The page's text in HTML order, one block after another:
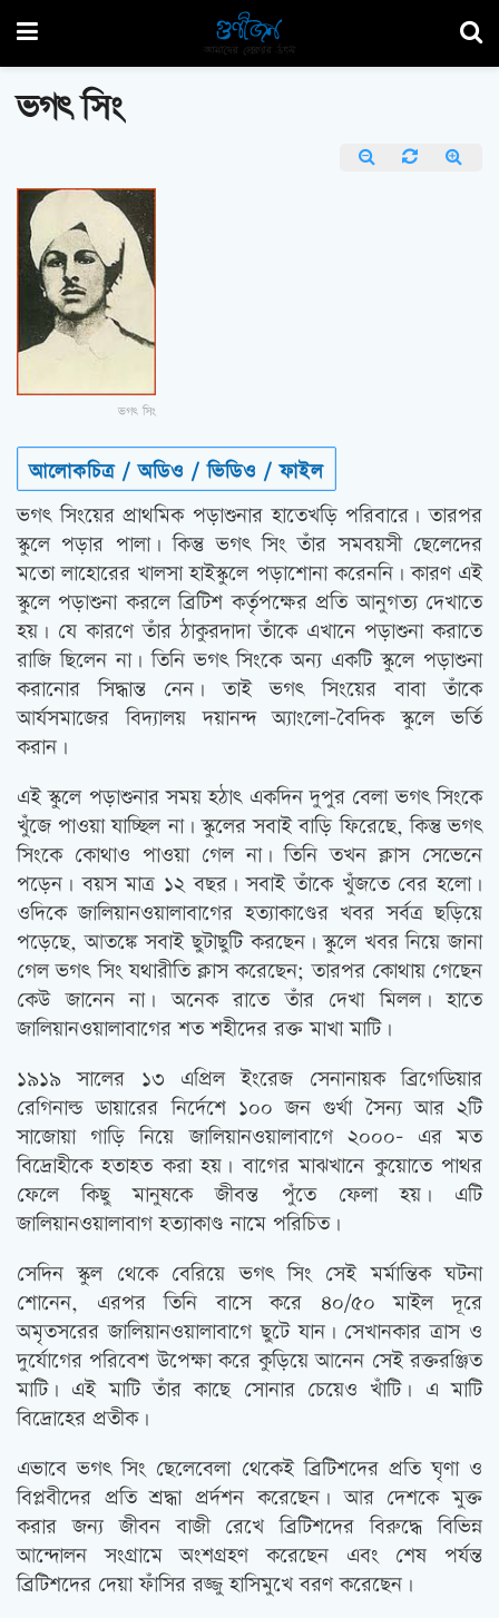
ভগৎ সিং
ভগৎ সিং
আলোকচিত্র / অডিও / ভিডিও / ফাইল
ভগৎ সিংয়ের প্রাথমিক পড়াশুনার হাতেখড়ি পরিবারে। তারপর
স্কুলে পড়ার পালা। কিন্তু ভগৎ সিং তাঁর সমবয়সী ছেলেদের
মতো লাহোরের খালসা হাইস্কুলে পড়াশোনা করেননি। কারণ এই
স্কুলে পড়াশুনা করলে ব্রিটিশ কর্তৃপক্ষের প্রতি আনুগত্য দেখাতে
হয়। যে কারণে তাঁর ঠাকুরদাদা তাঁকে এখানে পড়াশুনা করাতে
রাজি ছিলেন না। তিনি ভগৎ সিংকে অন্য একটি স্কুলে পড়াশুনা
করানোর সিদ্ধান্ত নেন। তাই ভগৎ সিংয়ের বাবা তাঁকে
আর্যসমাজের বিদ্যালয় দয়ানন্দ অ্যাংলো-বৈদিক স্কুলে ভর্তি
করান।
এই স্কুলে পড়াশুনার সময় হঠাৎ একদিন দুপুর বেলা ভগৎ সিংকে
খুঁজে পাওয়া যাচ্ছিল না। স্কুলের সবাই বাড়ি ফিরেছে, কিন্তু ভগৎ
সিংকে কোথাও পাওয়া গেল না। তিনি তখন ক্লাস সেভেনে
পড়েন। বয়স মাত্র ১২ বছর। সবাই তাঁকে খুঁজতে বের হলো।
ওদিকে জালিয়ানওয়ালাবাগের হত্যাকাণ্ডের খবর সর্বত্র ছড়িয়ে
পড়েছে, আতঙ্কে সবাই ছুটাছুটি করছেন। স্কুলে খবর নিয়ে জানা
গেল ভগৎ সিং যথারীতি ক্লাস করেছেন; তারপর কোথায় গেছেন
কেউ জানেন না। অনেক রাতে তাঁর দেখা মিলল। হাতে
জালিয়ানওয়ালাবাগের শত শহীদের রক্ত মাখা মাটি।
১৯১৯ সালের ১৩ এপ্রিল ইংরেজ সেনানায়ক ব্রিগেডিয়ার
রেগিনাল্ড ডায়ারের নির্দেশে ১০০ জন গুর্খা সৈন্য আর ২টি
সাজোয়া গাড়ি নিয়ে জালিয়ানওয়ালাবাগে ২০০০- এর মত
বিদ্রোহীকে হতাহত করা হয়। বাগের মাঝখানে কুয়োতে পাথর
ফেলে কিছু মানুষকে জীবন্ত পুঁতে ফেলা হয়। এটি
জালিয়ানওয়ালাবাগ হত্যাকাণ্ড নামে পরিচিত।
সেদিন স্কুল থেকে বেরিয়ে ভগৎ সিং সেই মর্মান্তিক ঘটনা
শোনেন, এরপর তিনি বাসে করে ৪০/৫০ মাইল দূরে
অমৃতসরের জালিয়ানওয়ালাবাগে ছুটে যান। সেখানকার ত্রাস ও
দুর্যোগের পরিবেশ উপেক্ষা করে কুড়িয়ে আনেন সেই রক্তরঞ্জিত
মাটি। এই মাটি তাঁর কাছে সোনার চেয়েও খাঁটি। এ মাটি
বিদ্রোহের প্রতীক।
এভাবে ভগৎ সিং ছেলেবেলা থেকেই ব্রিটিশদের প্রতি ঘৃণা ও
বিপ্লবীদের প্রতি শ্রদ্ধা প্রর্দশন করেছেন। আর দেশকে মুক্ত
করার জন্য জীবন বাজী রেখে ব্রিটিশদের বিরুদ্ধে বিভিন্ন
আন্দোলন সংগ্রামে অংশগ্রহণ করেছেন এবং শেষ পর্যন্ত
ব্রিটিশদের দেয়া ফাঁসির রজ্জু হাসিমুখে বরণ করেছেন।